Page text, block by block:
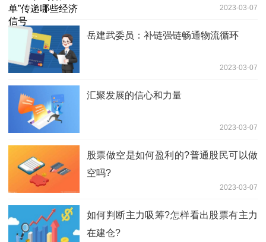
2023-03-07
岳建武委员：补链强链畅通物流循环
2023-03-07
汇聚发展的信心和力量
2023-03-07
股票做空是如何盈利的?普通股民可以做
空吗?
2023-03-07
如何判断主力吸筹?怎样看出股票有主力
在建仓?